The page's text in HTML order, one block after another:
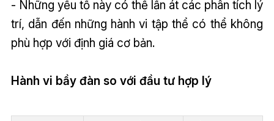
- Những yếu tố này có thể lấn át các phân tích lý
trí, dẫn đến những hành vi tập thể có thể không
phù hợp với định giá cơ bản.
Hành vi bầy đàn so với đầu tư hợp lý